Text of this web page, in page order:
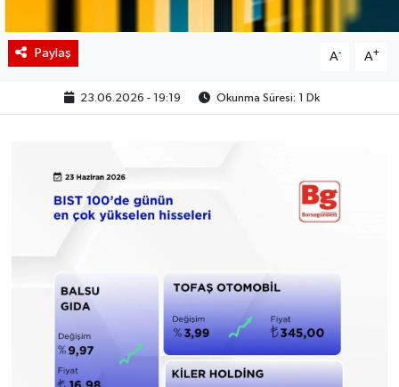
Paylaş A- A+
23.06.2026 - 19:19 Okunma Süresi: 1 Dk
Hakkımızda
İletişim